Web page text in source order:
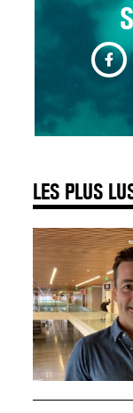
LES PLUS